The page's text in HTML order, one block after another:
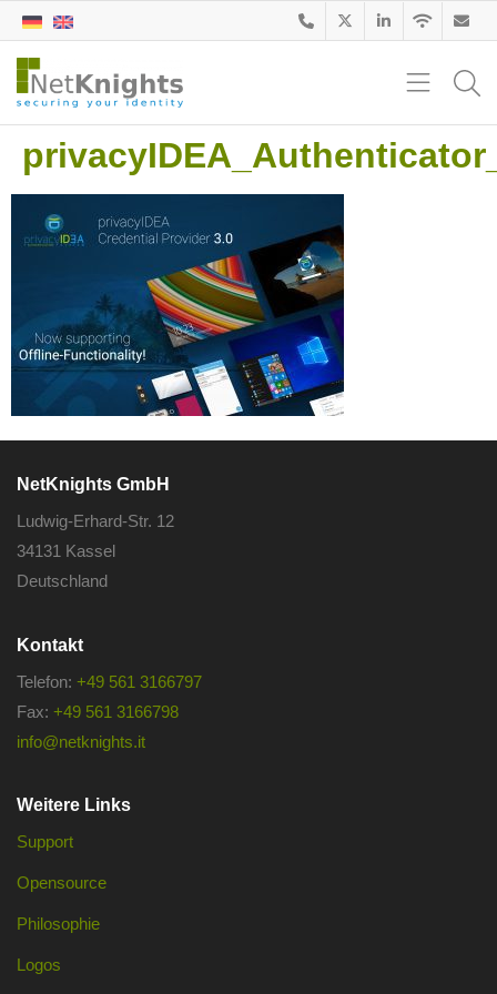
NetKnights GmbH
Ludwig-Erhard-Str. 12
34131 Kassel
Deutschland
Kontakt
Telefon: +49 561 3166797
Fax: +49 561 3166798
info@netknights.it
Weitere Links
Support
Opensource
Philosophie
Logos